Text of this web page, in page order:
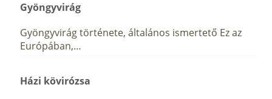
Gyöngyvirág
Gyöngyvirág története, általános ismertető Ez az
Európában,…
Házi kövirózsa